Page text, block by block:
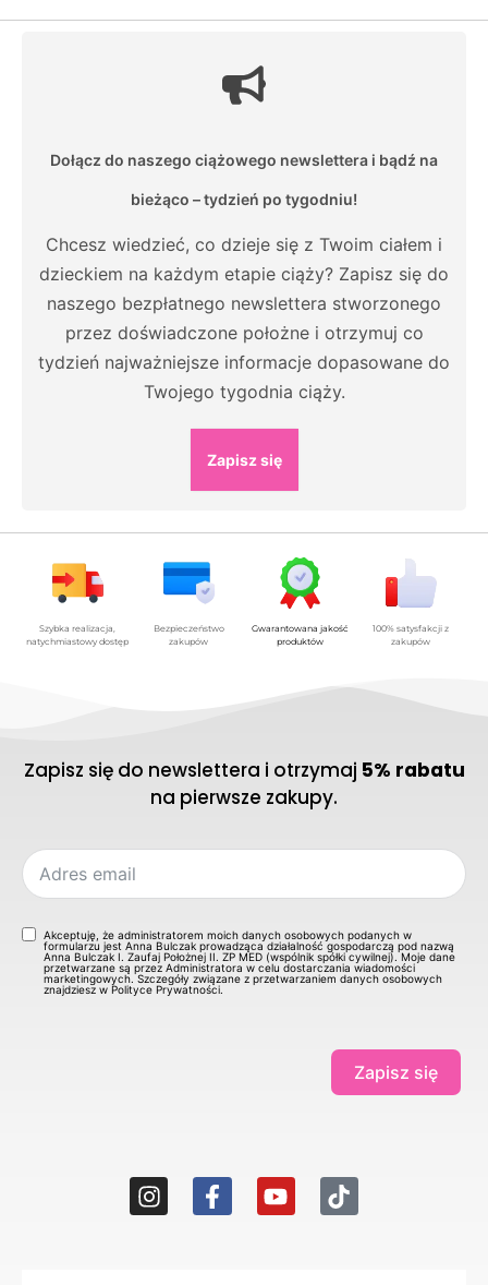
Dołącz do naszego ciążowego newslettera i bądź na
bieżąco – tydzień po tygodniu!
Chcesz wiedzieć, co dzieje się z Twoim ciałem i
dzieckiem na każdym etapie ciąży? Zapisz się do
naszego bezpłatnego newslettera stworzonego
przez doświadczone położne i otrzymuj co
tydzień najważniejsze informacje dopasowane do
Twojego tygodnia ciąży.
Zapisz się
Szybka realizacja,
natychmiastowy dostęp
Bezpieczeństwo
zakupów
Gwarantowana jakość
produktów
100% satysfakcji z
zakupów
Zapisz się do newslettera i otrzymaj 5% rabatu
na pierwsze zakupy.
Akceptuję, że administratorem moich danych osobowych podanych w
formularzu jest Anna Bulczak prowadząca działalność gospodarczą pod nazwą
Anna Bulczak I. Zaufaj Położnej II. ZP MED (wspólnik spółki cywilnej). Moje dane
przetwarzane są przez Administratora w celu dostarczania wiadomości
marketingowych. Szczegóły związane z przetwarzaniem danych osobowych
znajdziesz w Polityce Prywatności.
Zapisz się